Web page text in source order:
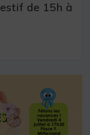
de 15h à